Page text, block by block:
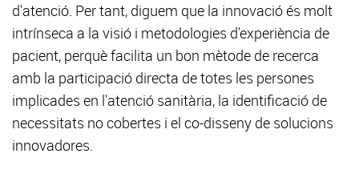
d'atenció. Per tant, diguem que la innovació és molt
intrínseca a la visió i metodologies d'experiència de
pacient, perquè facilita un bon mètode de recerca
amb la participació directa de totes les persones
implicades en l'atenció sanitària, la identificació de
necessitats no cobertes i el co-disseny de solucions
innovadores.